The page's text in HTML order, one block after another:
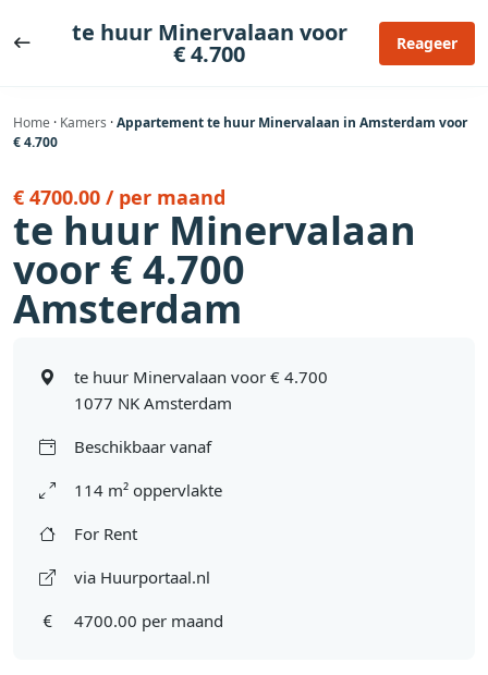
naar
te huur Minervalaan voor
€ 4.700 Reageer
Home · Kamers ·Appartement te huur Minervalaan in Amsterdam voor
€ 4.700
€ 4700.00 / per maand
te huur Minervalaan
voor € 4.700
Amsterdam
te huur Minervalaan voor € 4.700
1077 NK Amsterdam
Beschikbaar vanaf
114 m² oppervlakte
For Rent
via Huurportaal.nl
4700.00 per maand